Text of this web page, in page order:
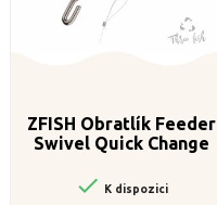
ZFISH Obratlík Feeder
Swivel Quick Change
 K dispozici